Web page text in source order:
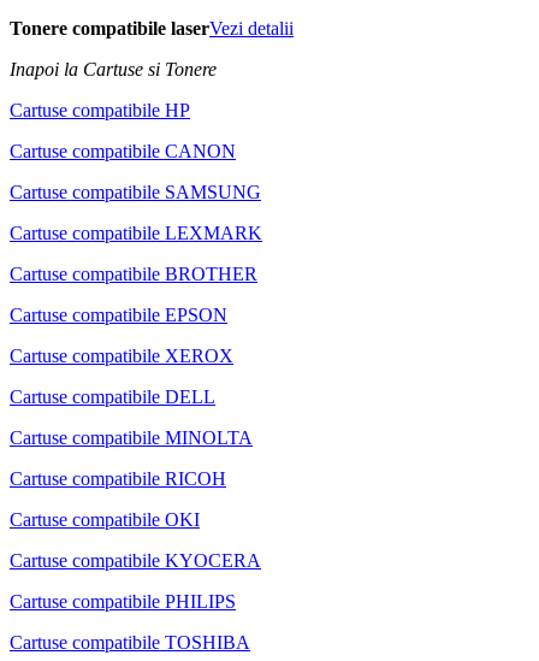
Tonere compatibile laserVezi detalii
Inapoi la Cartuse si Tonere
Cartuse compatibile HP
Cartuse compatibile CANON
Cartuse compatibile SAMSUNG
Cartuse compatibile LEXMARK
Cartuse compatibile BROTHER
Cartuse compatibile EPSON
Cartuse compatibile XEROX
Cartuse compatibile DELL
Cartuse compatibile MINOLTA
Cartuse compatibile RICOH
Cartuse compatibile OKI
Cartuse compatibile KYOCERA
Cartuse compatibile PHILIPS
Cartuse compatibile TOSHIBA